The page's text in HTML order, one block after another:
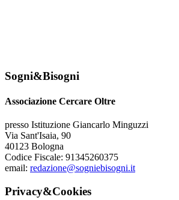
Sogni&Bisogni
Associazione Cercare Oltre
presso Istituzione Giancarlo Minguzzi
Via Sant'Isaia, 90
40123 Bologna
Codice Fiscale: 91345260375
email: redazione@sogniebisogni.it
Privacy&Cookies